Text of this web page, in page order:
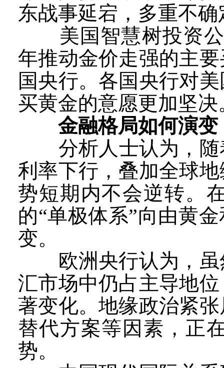
东战事延宕，多重不
美国智慧树投资公
年推动金价走强的主
国央行。各国央行对
买黄金的意愿更加坚决
金融格局如何演变
分析人士认为，随
利率下行，叠加全球
势短期内不会逆转。
的“单极体系”向由黄
变。
欧洲央行认为，虽
汇市场中仍占主导地
著变化。地缘政治紧
替代方案等因素，正
势。